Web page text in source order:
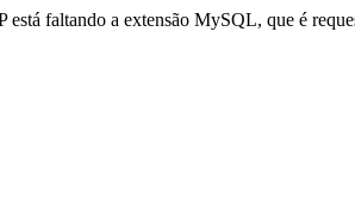
está faltando a extensão MySQL, que é